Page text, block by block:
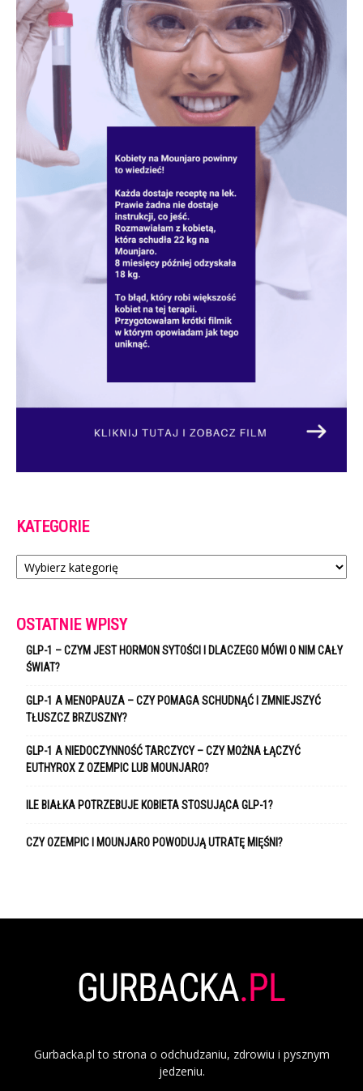
KATEGORIE
Kategorie
OSTATNIE WPISY
GLP-1 – CZYM JEST HORMON SYTOŚCI I DLACZEGO MÓWI O NIM CAŁY
ŚWIAT?
GLP-1 A MENOPAUZA – CZY POMAGA SCHUDNĄĆ I ZMNIEJSZYĆ
TŁUSZCZ BRZUSZNY?
GLP-1 A NIEDOCZYNNOŚĆ TARCZYCY – CZY MOŻNA ŁĄCZYĆ
EUTHYROX Z OZEMPIC LUB MOUNJARO?
ILE BIAŁKA POTRZEBUJE KOBIETA STOSUJĄCA GLP-1?
CZY OZEMPIC I MOUNJARO POWODUJĄ UTRATĘ MIĘŚNI?
Gurbacka.pl to strona o odchudzaniu, zdrowiu i pysznym
jedzeniu.